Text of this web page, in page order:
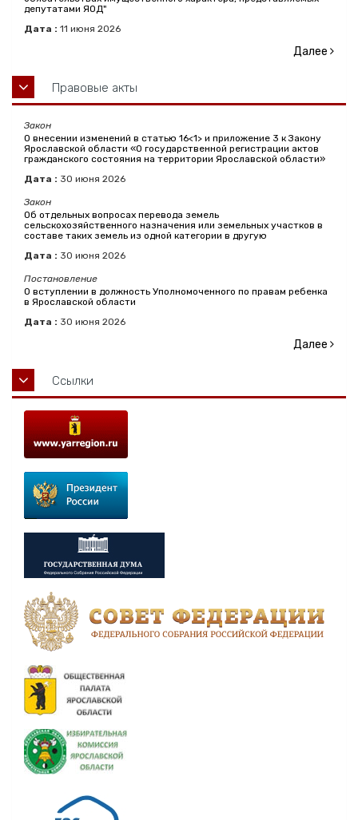
депутатами ЯОД"
Дата : 11 июня 2026
Далее
Правовые акты
Закон
О внесении изменений в статью 16<1> и приложение 3 к Закону
Ярославской области «О государственной регистрации актов
гражданского состояния на территории Ярославской области»
Дата : 30 июня 2026
Закон
Об отдельных вопросах перевода земель
сельскохозяйственного назначения или земельных участков в
составе таких земель из одной категории в другую
Дата : 30 июня 2026
Постановление
О вступлении в должность Уполномоченного по правам ребенка
в Ярославской области
Дата : 30 июня 2026
Далее
Ссылки